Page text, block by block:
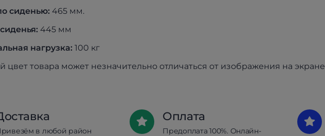
сиденью: 465 мм.
445 мм
нагрузка: 100 кг
цвет товара может незначительно отличаться от изображения на экране
в любой район
Оплата
Предоплата 100%. Онлайн-